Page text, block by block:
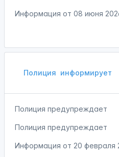
Информация от 08 июня
Полиция информирует
Полиция предупреждает
Полиция предупреждает
Информация от 20 февраля